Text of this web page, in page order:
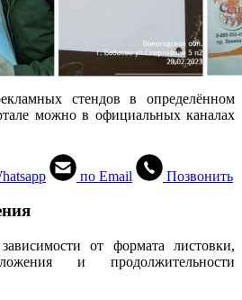
стендов в определённом
можно в официальных каналах
по Email Позвонить
от формата листовки,
и продолжительности